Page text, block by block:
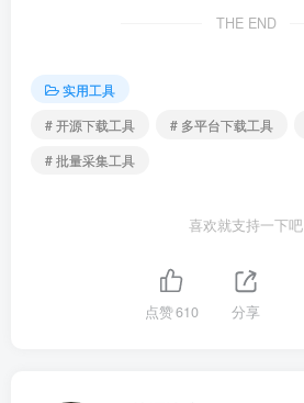
THE END
实用工具
# 开源下载工具
# 多平台下载工具
# 批量采集工具
喜欢就支持一下吧
点赞610 分享